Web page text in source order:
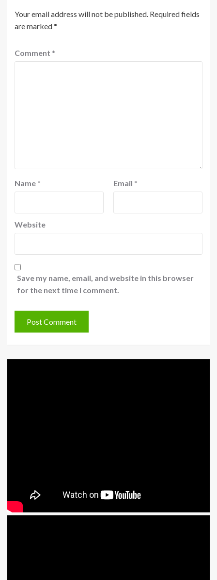
Your email address will not be published. Required fields
are marked*
Comment *
Name * Email *
Website
Save my name, email, and website in this browser
for the next time I comment.